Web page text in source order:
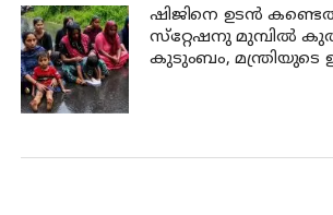
ഷിജിനെ ഉടന്‍
സ്‌റ്റേഷനു മുമ്പില്‍
കുടുംബം, മന്ത്രിയുടെ